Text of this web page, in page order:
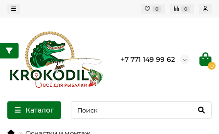
0 0
+7 771 149 99 62
0
Каталог